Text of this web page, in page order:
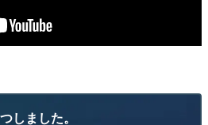
しました。